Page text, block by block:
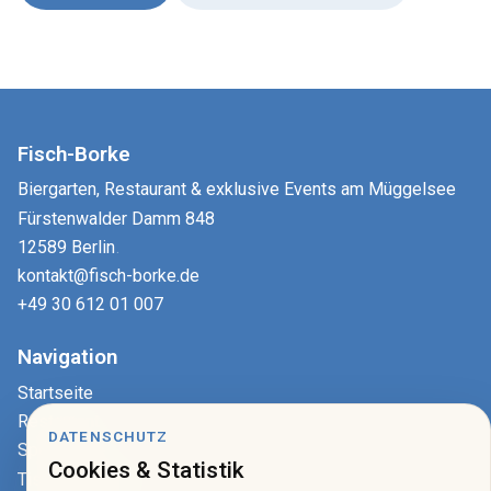
Fisch-Borke
Biergarten, Restaurant & exklusive Events am Müggelsee
Fürstenwalder Damm 848
12589 Berlin
kontakt@fisch-borke.de
+49 30 612 01 007
Navigation
Startseite
Restaurant
Speisekarte
Tisch reservieren
DATENSCHUTZ
Cookies & Statistik